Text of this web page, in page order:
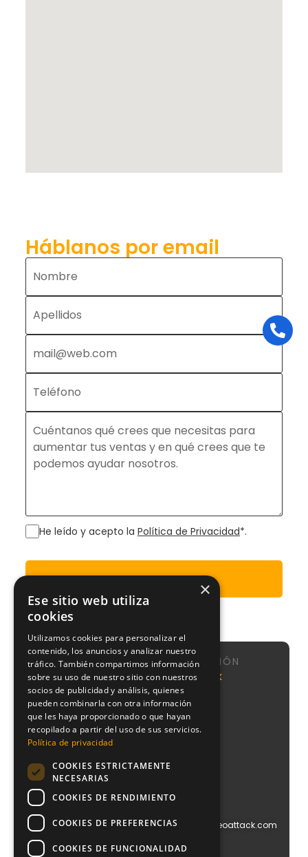
Háblanos por email
He leído y acepto la Política de Privacidad*.
Enviar
NAVEGACIÓN
Agencia
SEO
Agencia
Google
Ads
Web
Branding
Agencia
Nosotros
Sistema
CMI
Podcast
Blog
NeoAttack
Calle de
Sta
Engracia,
151, 1,
puerta 1,
Chamberí,
+34
612
info@blog.neoattack.com
×
Ese sitio web utiliza
cookies
Utilizamos cookies para personalizar el
contenido, los anuncios y analizar nuestro
tráfico. También compartimos información
sobre su uso de nuestro sitio con nuestros
socios de publicidad y análisis, quienes
pueden combinarla con otra información
que les haya proporcionado o que hayan
recopilado a partir del uso de sus servicios.
Política de privacidad
COOKIES ESTRICTAMENTE
NECESARIAS
COOKIES DE RENDIMIENTO
COOKIES DE PREFERENCIAS
COOKIES DE FUNCIONALIDAD